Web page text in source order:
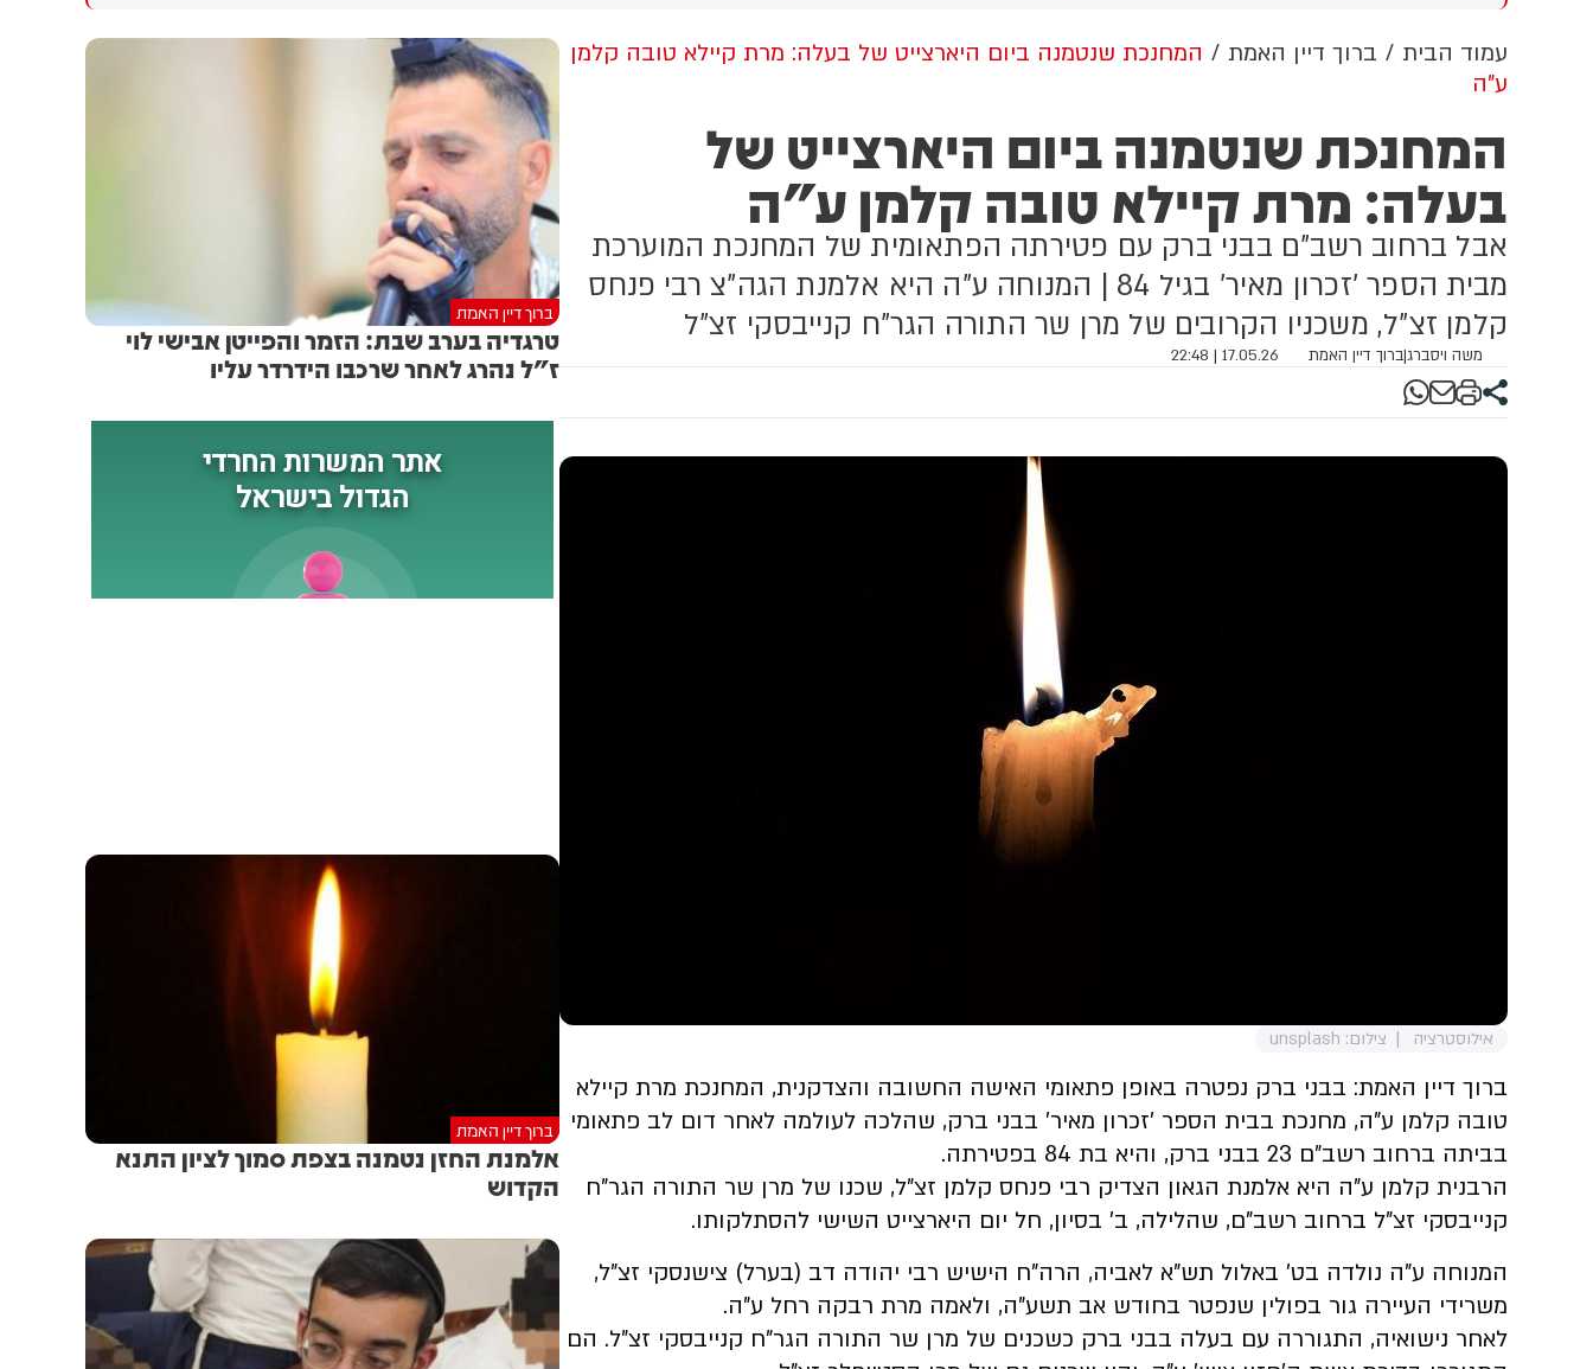
רפואי בזירה
עולה מניתוח חדש של
בצרפתית, אנגלית וספרדית,
בטענה שיהודים הם שהציתו
במכוון את השריפות בצרפת,
ספרד ונורבגיה בטרה להרוויח
פוליטית או כלכלית מהמצב.
הבוקר בשכונת בקעה בירושלים
בזמן מעבר בהורמוז, שלושה
עמוד הבית ברוך דיין האמת
המחנכת שנטמנה ביום היארצייט של בעלה: מרת קיילא טובה קלמן
ע"ה
המחנכת שנטמנה ביום היארצייט של
בעלה: מרת קיילא טובה קלמן ע"ה
אבל ברחוב רשב"ם בבני ברק עם פטירתה הפתאומית של המחנכת המוערכת
מבית הספר 'זכרון מאיר' בגיל 84 | המנוחה ע"ה היא אלמנת הגה"צ רבי פנחס
קלמן זצ"ל, משכניו הקרובים של מרן שר התורה הגר"ח קנייבסקי זצ"ל
משה ויסברג|ברוך דיין האמת 17.05.26 | 22:48
אילוסטרציה צילום: unsplash
ברוך דיין האמת: בבני ברק נפטרה באופן פתאומי האישה החשובה והצדקנית, המחנכת מרת קיילא
טובה קלמן ע"ה, מחנכת בבית הספר 'זכרון מאיר' בבני ברק, שהלכה לעולמה לאחר דום לב פתאומי
בביתה ברחוב רשב"ם 23 בבני ברק, והיא בת 84 בפטירתה.
הרבנית קלמן ע"ה היא אלמנת הגאון הצדיק רבי פנחס קלמן זצ"ל, שכנו של מרן שר התורה הגר"ח
קנייבסקי זצ"ל ברחוב רשב"ם, שהלילה, ב' בסיון, חל יום היארצייט השישי להסתלקותו.
המנוחה ע"ה נולדה בט' באלול תש"א לאביה, הרה"ח הישיש רבי יהודה דב (בערל) צישנסקי זצ"ל,
משרידי העיירה גור בפולין שנפטר בחודש אב תשע"ה, ולאמה מרת רבקה רחל ע"ה.
לאחר נישואיה, התגוררה עם בעלה בבני ברק כשכנים של מרן שר התורה הגר"ח קנייבסקי זצ"ל. הם
ברוך דיין האמת
טרגדיה בערב שבת: הזמר והפייטן אבישי לוי
ז"ל נהרג לאחר שרכבו הידרדר עליו
ברוך דיין האמת
אלמנת החזן נטמנה בצפת סמוך לציון התנא
הקדוש